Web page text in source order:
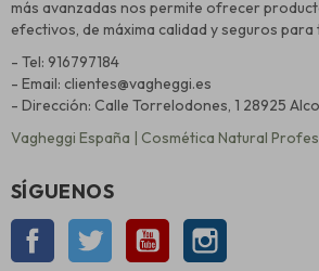
más avanzadas nos permite ofrecer
efectivos, de máxima calidad y seguros para
- Tel: 916797184
- Email: clientes@vagheggi.es
- Dirección: Calle Torrelodones, 1 28925
Vagheggi España | Cosmética Natural
SÍGUENOS
Facebook Twitter YouTube